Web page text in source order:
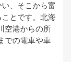
、そこから富
とです。北海
空港からの所
での電車や車